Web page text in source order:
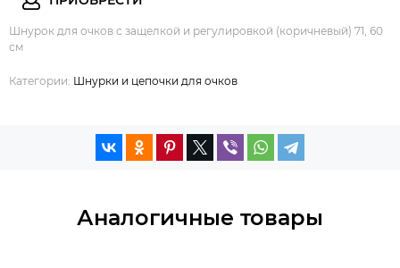
Шнурок для очков с защелкой и регулировкой (коричневый) 71, 60
см
Категории: Шнурки и цепочки для очков
Аналогичные товары